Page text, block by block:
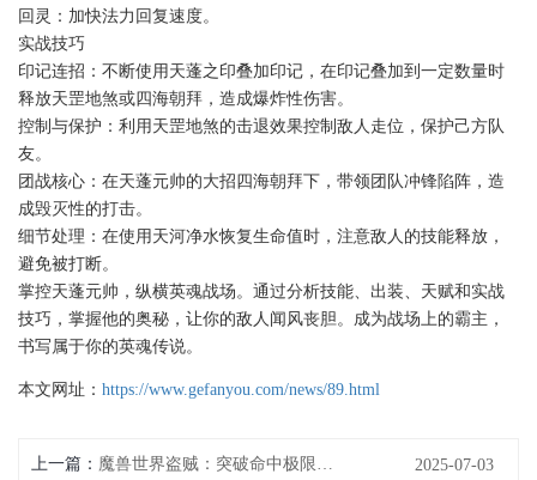
回灵：加快法力回复速度。
实战技巧
印记连招：不断使用天蓬之印叠加印记，在印记叠加到一定数量时
释放天罡地煞或四海朝拜，造成爆炸性伤害。
控制与保护：利用天罡地煞的击退效果控制敌人走位，保护己方队
友。
团战核心：在天蓬元帅的大招四海朝拜下，带领团队冲锋陷阵，造
成毁灭性的打击。
细节处理：在使用天河净水恢复生命值时，注意敌人的技能释放，
避免被打断。
掌控天蓬元帅，纵横英魂战场。通过分析技能、出装、天赋和实战
技巧，掌握他的奥秘，让你的敌人闻风丧胆。成为战场上的霸主，
书写属于你的英魂传说。
本文网址： https://www.gefanyou.com/news/89.html
上一篇： 2025-07-03